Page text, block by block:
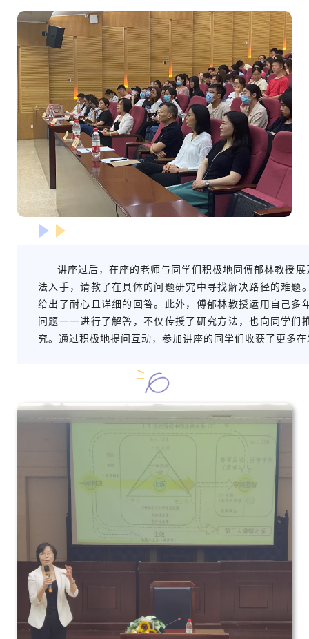
讲座过后，在座的老师与同学们积极地同傅郁林教授
法入手，请教了在具体的问题研究中寻找解决路径的难
给出了耐心且详细的回答。此外，傅郁林教授运用自己多
问题一一进行了解答，不仅传授了研究方法，也向同学
究。通过积极地提问互动，参加讲座的同学们收获了更多